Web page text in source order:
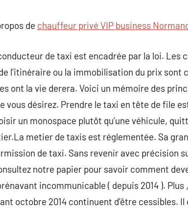
de chauffeur privé VIP business
de taxi est encadrée par la loi. Les
l’itinéraire ou la immobilisation du prix
ont la vie derera. Voici un mémoire des
vous désirez. Prendre le taxi en tête de file
un monospace plutôt qu’une véhicule,
metier de taxis est réglementée. Sa
de taxi. Sans revenir avec précision
notre papier pour savoir comment
incommunicable ( depuis 2014 ).
octobre 2014 continuent d’être cessibles.